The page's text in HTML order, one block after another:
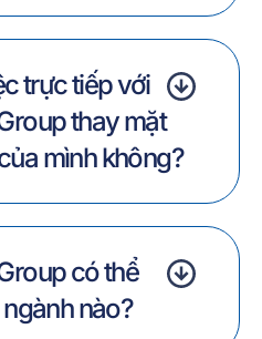
trực tiếp với
thay mặt
mình không?
có thể
nào?